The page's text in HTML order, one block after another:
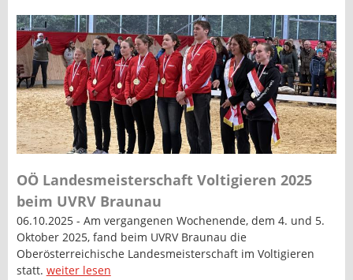
OÖ Landesmeisterschaft Voltigieren 2025
beim UVRV Braunau
06.10.2025 - Am vergangenen Wochenende, dem 4. und 5.
Oktober 2025, fand beim UVRV Braunau die
Oberösterreichische Landesmeisterschaft im Voltigieren
statt. weiter lesen